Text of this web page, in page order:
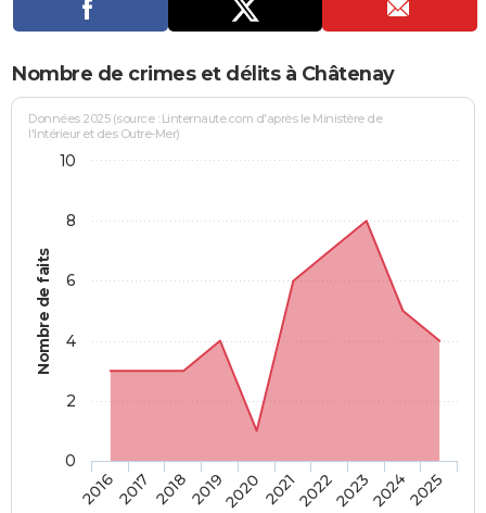
Se connecter
Entreprises
Service militaire
Avis de recherche
AVIS DE DÉCÈS
Bricolage
Lifestyle
Culture
Sport
Auto
Television
Voyage
Cinema
Nombre de crimes et délits à Châtenay
Nombre de faits
Données 2025 (source : Linternaute.com d'après le Ministère de
l'Intérieur et des Outre-Mer)
20162017 20182019202020212022202320242025
0
2
4
6
8
10